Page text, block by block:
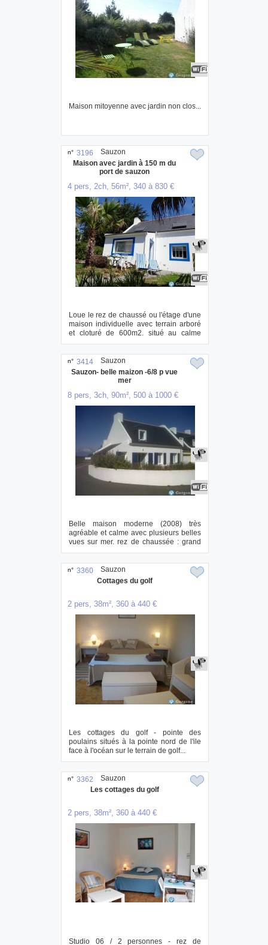
Maison mitoyenne avec jardin non clos...
n° 3196
Maison avec jardin à 150 m du
port de sauzon
4 pers, 2ch, 56m², 340 à 830 €
Loue le rez de chaussé ou l'étage d'une
maison individuelle avec terrain arboré
et cloturé de 600m2. situé au calme
dan...
Sauzon
n° 3414
Sauzon- belle maizon -6/8 p vue
mer
8 pers, 3ch, 90m², 500 à 1000 €
Belle maison moderne (2008) très
agréable et calme avec plusieurs belles
vues sur mer. rez de chaussée : grand
living sp...
Sauzon
n° 3360
Cottages du golf
2 pers, 38m², 360 à 440 €
Les cottages du golf - pointe des
poulains situés à la pointe nord de l'ile
face à l'océan sur le terrain de golf...
Sauzon
n° 3362
Les cottages du golf
2 pers, 38m², 360 à 440 €
Studio 06 / 2 personnes - rez de
Sauzon